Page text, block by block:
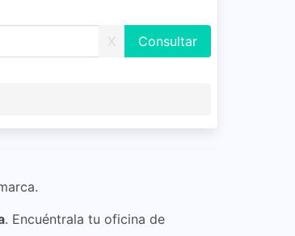
X
. Encuéntrala tu oficina de